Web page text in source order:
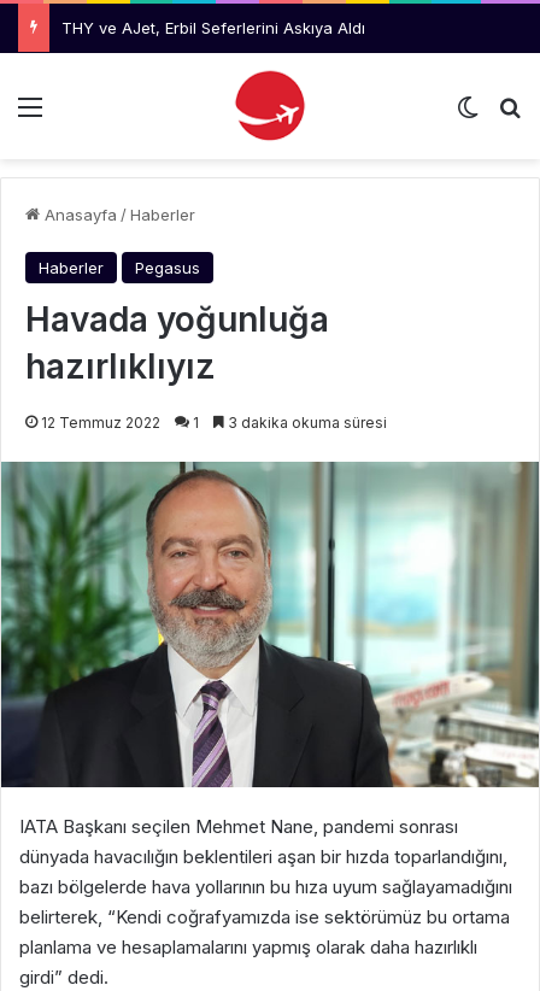
THY ve AJet, Erbil Seferlerini Askıya Aldı
Menü Dış
Anasayfa /Haberler
Haberler Pegasus
Havada yoğunluğa
hazırlıklıyız
12 Temmuz 2022 1 3 dakika okuma süresi
IATA Başkanı seçilen Mehmet Nane, pandemi sonrası
dünyada havacılığın beklentileri aşan bir hızda toparlandığını,
bazı bölgelerde hava yollarının bu hıza uyum sağlayamadığını
belirterek, “Kendi coğrafyamızda ise sektörümüz bu ortama
planlama ve hesaplamalarını yapmış olarak daha hazırlıklı
girdi” dedi.